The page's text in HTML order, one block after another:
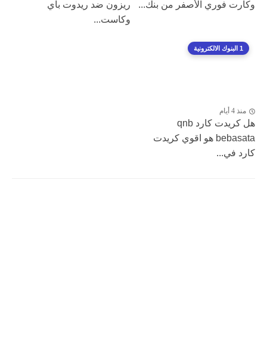
وكارت فوري الأصفر من بنك...
ريزون ضد ريدوت باي
وكاست...
1 البنوك الالكترونية
منذ 4 أيام
هل كريدت كارد qnb
bebasata هو اقوي كريدت
كارد في...